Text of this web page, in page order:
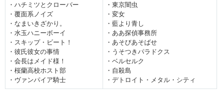
・ハチミツとクローバー
・覆面系ノイズ
・なまいきざかり。
・水玉ハニーボーイ
・スキップ・ビート！
・彼氏彼女の事情
・会長はメイド様！
・桜蘭高校ホスト部
・ヴァンパイア騎士
・東京闇虫
・変女
・藍より青し
・ああ探偵事務所
・あそびあそばせ
・うそつきパラドクス
・ベルセルク
・自殺島
・デトロイト・メタル・シティ